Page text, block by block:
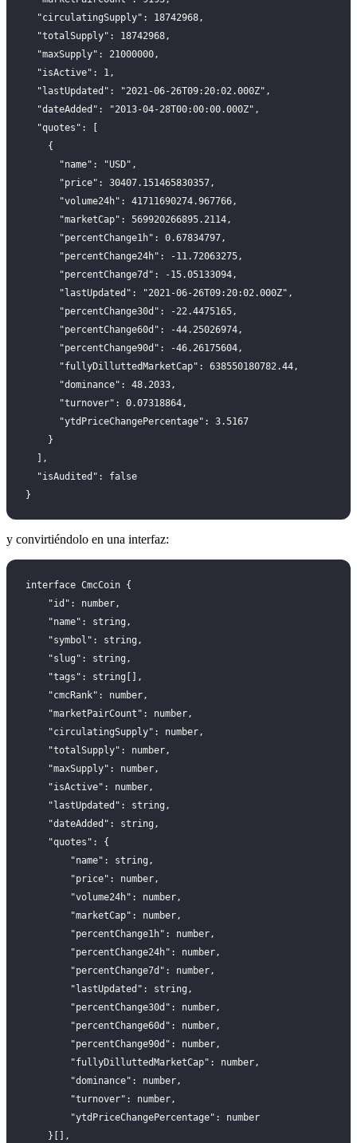
  "circulatingSupply": 18742968,
  "totalSupply": 18742968,
  "maxSupply": 21000000,
  "isActive": 1,
  "lastUpdated": "2021-06-26T09:20:02.000Z",
  "dateAdded": "2013-04-28T00:00:00.000Z",
  "quotes": [
    {
      "name": "USD",
      "price": 30407.151465830357,
      "volume24h": 41711690274.967766,
      "marketCap": 569920266895.2114,
      "percentChange1h": 0.67834797,
      "percentChange24h": -11.72063275,
      "percentChange7d": -15.05133094,
      "lastUpdated": "2021-06-26T09:20:02.000Z",
      "percentChange30d": -22.4475165,
      "percentChange60d": -44.25026974,
      "percentChange90d": -46.26175604,
      "fullyDilluttedMarketCap": 638550180782.44,
      "dominance": 48.2033,
      "turnover": 0.07318864,
      "ytdPriceChangePercentage": 3.5167
    }
  ],
  "isAudited": false
}
y convirtiéndolo en una interfaz:
interface CmcCoin {
    "id": number,
    "name": string,
    "symbol": string,
    "slug": string,
    "tags": string[],
    "cmcRank": number,
    "marketPairCount": number,
    "circulatingSupply": number,
    "totalSupply": number,
    "maxSupply": number,
    "isActive": number,
    "lastUpdated": string,
    "dateAdded": string,
    "quotes": {
        "name": string,
        "price": number,
        "volume24h": number,
        "marketCap": number,
        "percentChange1h": number,
        "percentChange24h": number,
        "percentChange7d": number,
        "lastUpdated": string,
        "percentChange30d": number,
        "percentChange60d": number,
        "percentChange90d": number,
        "fullyDilluttedMarketCap": number,
        "dominance": number,
        "turnover": number,
        "ytdPriceChangePercentage": number
    }[],